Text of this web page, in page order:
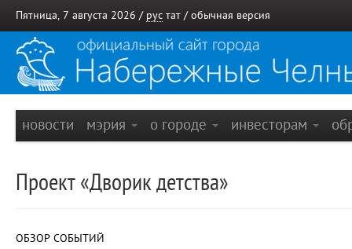
Пятница, 7 августа 2026 / рус тат / обычная версия
новости мэрия о городе инвесторам
Проект «Дворик детства»
ОБЗОР СОБЫТИЙ